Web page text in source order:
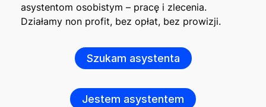
asystentom osobistym – pracę i zlecenia.
Działamy non profit, bez opłat, bez prowizji.
Szukam asystenta
Jestem asystentem